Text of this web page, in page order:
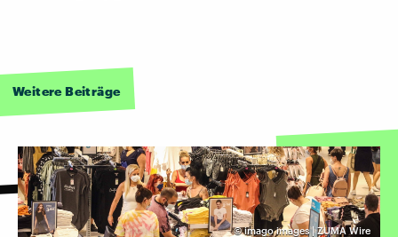
Weitere Beiträge
©imago images | ZUMA Wire